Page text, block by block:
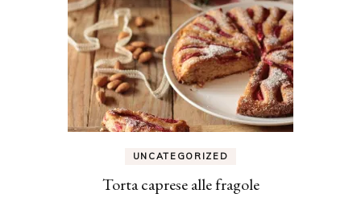
UNCATEGORIZED
Torta caprese alle fragole